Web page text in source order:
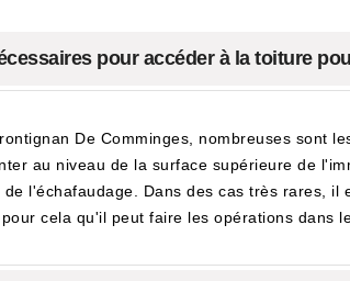
pour accéder à la toiture
De Comminges, nombreuses sont
au niveau de la surface supérieure de
l'échafaudage. Dans des cas très rares,
cela qu'il peut faire les opérations dans